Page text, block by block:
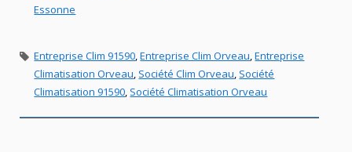
Essonne
Entreprise Clim 91590,Entreprise Clim Orveau,Entreprise
Climatisation Orveau, Société Clim Orveau, Société
Climatisation 91590, Société Climatisation Orveau